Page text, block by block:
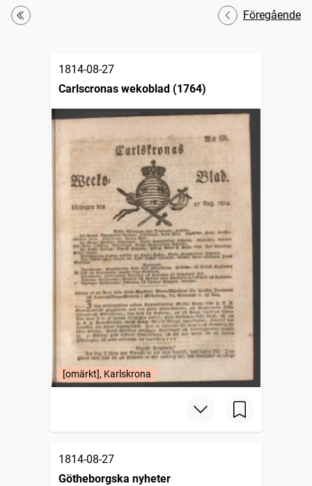
Första
Föregående
1814-08-27
Carlscronas wekoblad (1764)
[omärkt], Karlskrona
1814-08-27
Götheborgska nyheter